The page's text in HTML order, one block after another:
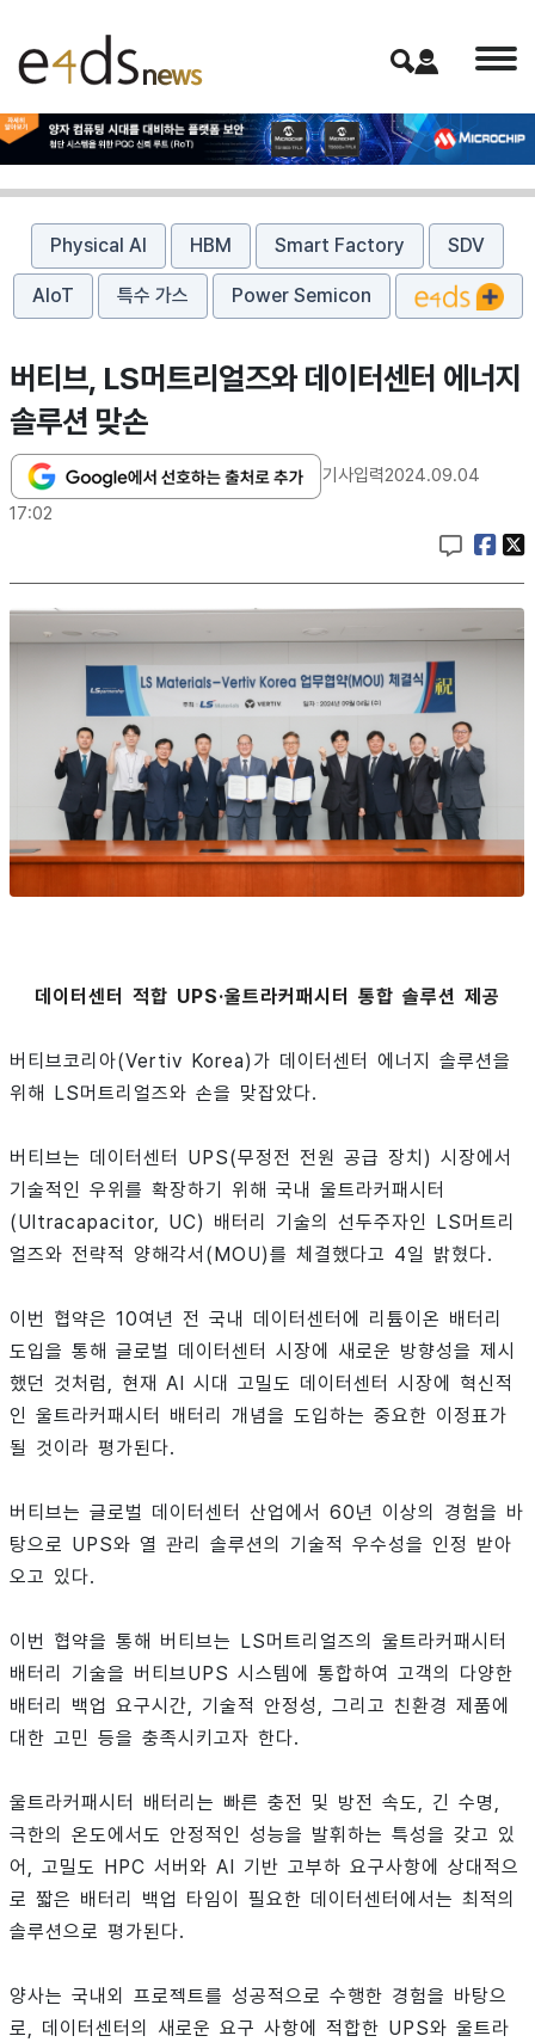
Physical AI HBM Smart Factory SDV
AIoT 특수 가스 Power Semicon
버티브, LS머트리얼즈와 데이터센터 에너지
솔루션 맞손
기사입력2024.09.04
17:02
데이터센터 적합 UPS·울트라커패시터 통합 솔루션 제공
버티브코리아(Vertiv Korea)가 데이터센터 에너지 솔루션을
위해 LS머트리얼즈와 손을 맞잡았다.
버티브는 데이터센터 UPS(무정전 전원 공급 장치) 시장에서
기술적인 우위를 확장하기 위해 국내 울트라커패시터
(Ultracapacitor, UC) 배터리 기술의 선두주자인 LS머트리
얼즈와 전략적 양해각서(MOU)를 체결했다고 4일 밝혔다.
이번 협약은 10여년 전 국내 데이터센터에 리튬이온 배터리
도입을 통해 글로벌 데이터센터 시장에 새로운 방향성을 제시
했던 것처럼, 현재 AI 시대 고밀도 데이터센터 시장에 혁신적
인 울트라커패시터 배터리 개념을 도입하는 중요한 이정표가
될 것이라 평가된다.
버티브는 글로벌 데이터센터 산업에서 60년 이상의 경험을 바
탕으로 UPS와 열 관리 솔루션의 기술적 우수성을 인정 받아
오고 있다.
이번 협약을 통해 버티브는 LS머트리얼즈의 울트라커패시터
배터리 기술을 버티브UPS 시스템에 통합하여 고객의 다양한
배터리 백업 요구시간, 기술적 안정성, 그리고 친환경 제품에
대한 고민 등을 충족시키고자 한다.
울트라커패시터 배터리는 빠른 충전 및 방전 속도, 긴 수명,
극한의 온도에서도 안정적인 성능을 발휘하는 특성을 갖고 있
어, 고밀도 HPC 서버와 AI 기반 고부하 요구사항에 상대적으
로 짧은 배터리 백업 타임이 필요한 데이터센터에서는 최적의
솔루션으로 평가된다.
양사는 국내외 프로젝트를 성공적으로 수행한 경험을 바탕으
로, 데이터센터의 새로운 요구 사항에 적합한 UPS와 울트라